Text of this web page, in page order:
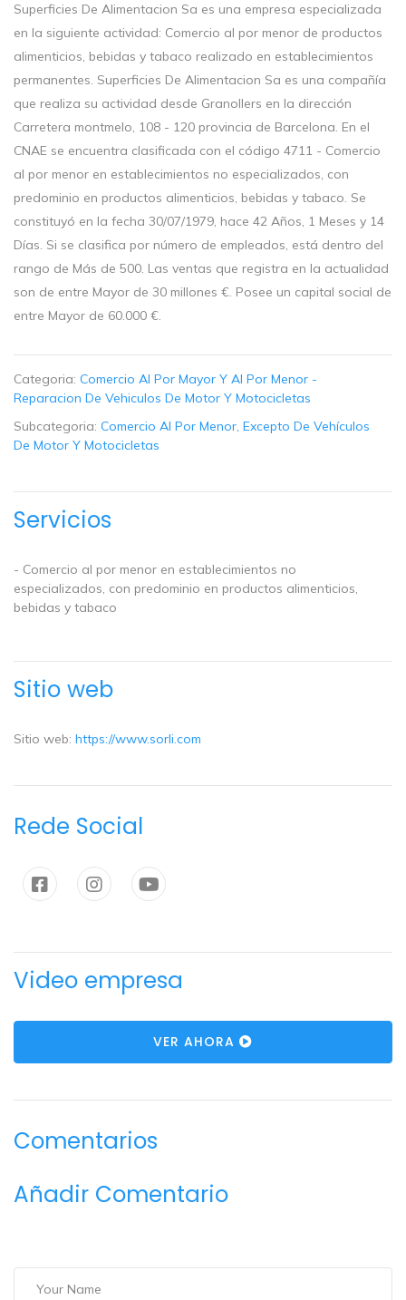
Superficies De Alimentacion Sa es una empresa especializada
en la siguiente actividad: Comercio al por menor de productos
alimenticios, bebidas y tabaco realizado en establecimientos
permanentes. Superficies De Alimentacion Sa es una compañía
que realiza su actividad desde Granollers en la dirección
Carretera montmelo, 108 - 120 provincia de Barcelona. En el
CNAE se encuentra clasificada con el código 4711 - Comercio
al por menor en establecimientos no especializados, con
predominio en productos alimenticios, bebidas y tabaco. Se
constituyó en la fecha 30/07/1979, hace 42 Años, 1 Meses y 14
Días. Si se clasifica por número de empleados, está dentro del
rango de Más de 500. Las ventas que registra en la actualidad
son de entre Mayor de 30 millones €. Posee un capital social de
entre Mayor de 60.000 €.
Categoria: Comercio Al Por Mayor Y Al Por Menor -
Reparacion De Vehiculos De Motor Y Motocicletas
Subcategoria: Comercio Al Por Menor, Excepto De Vehículos
De Motor Y Motocicletas
Servicios
- Comercio al por menor en establecimientos no
especializados, con predominio en productos alimenticios,
bebidas y tabaco
Sitio web
Sitio web: https://www.sorli.com
Rede Social
Video empresa
VER AHORA
Comentarios
Añadir Comentario